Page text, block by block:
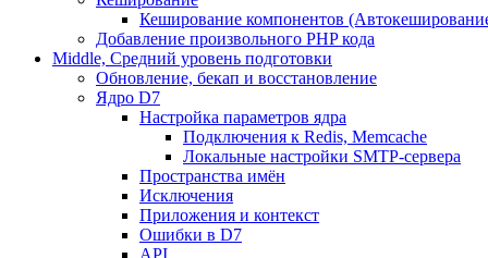
Кеширование компонентов
Добавление произвольного PHP кода
Middle, Средний уровень подготовки
Обновление, бекап и восстановление
Ядро D7
Настройка параметров ядра
Подключения к Redis, Memcache
Локальные настройки SMTP-сервера
Пространства имён
Исключения
Приложения и контекст
Ошибки в D7
API